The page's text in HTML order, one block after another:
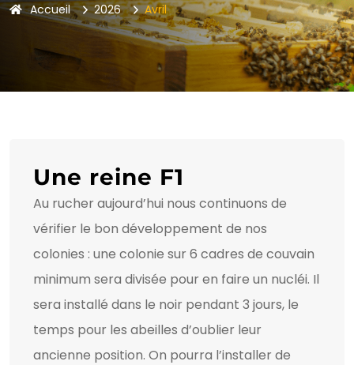
Accueil 2026 Avril
Une reine F1
Au rucher aujourd’hui nous continuons de
vérifier le bon développement de nos
colonies : une colonie sur 6 cadres de couvain
minimum sera divisée pour en faire un nucléi. Il
sera installé dans le noir pendant 3 jours, le
temps pour les abeilles d’oublier leur
ancienne position. On pourra l’installer de